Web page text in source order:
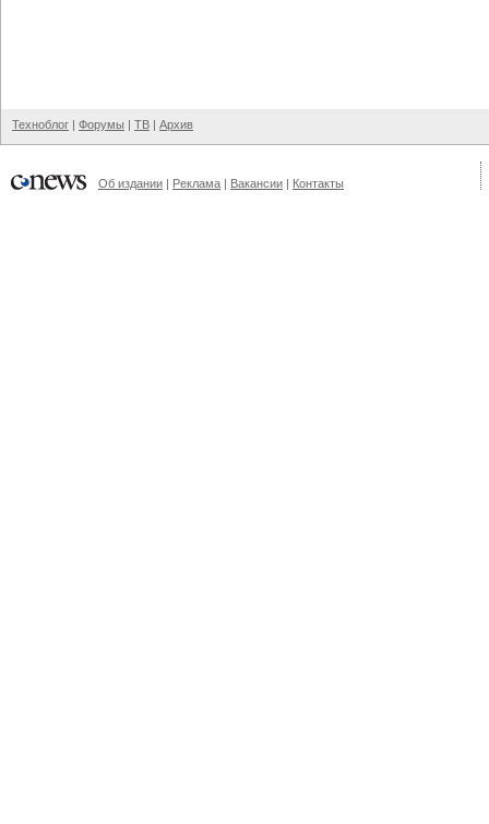
Техноблог | Форумы | ТВ | Архив
Об издании | Реклама | Вакансии | Контакты